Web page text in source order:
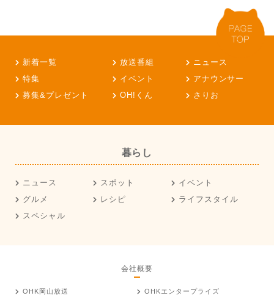
新着一覧 放送番組
ニュース
特集
イベント
アナウンサー
募集&プレゼント
OH!くん さりお
暮らし
ニュース スポット
イベント
グルメ
レシピ
ライフスタイル
スペシャル
会社概要
OHK岡山放送
OHKエンタープライズ